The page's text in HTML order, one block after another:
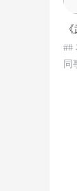
##
同